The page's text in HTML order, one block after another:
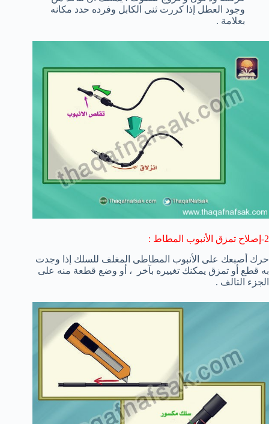
وجود العطل إذا كررت ثنى الكابل وفرده حدد مكانه
بعلامة .
2-إصلاح تمزق الأنبوب المطاط :
حرك أصبعك على الأنبوب المطاطى المغلف للسلك إذا وجدت
به قطع أو تمزق يمكنك تغييره بآخر ، أو وضع قطعة منه على
الجزء التالف .